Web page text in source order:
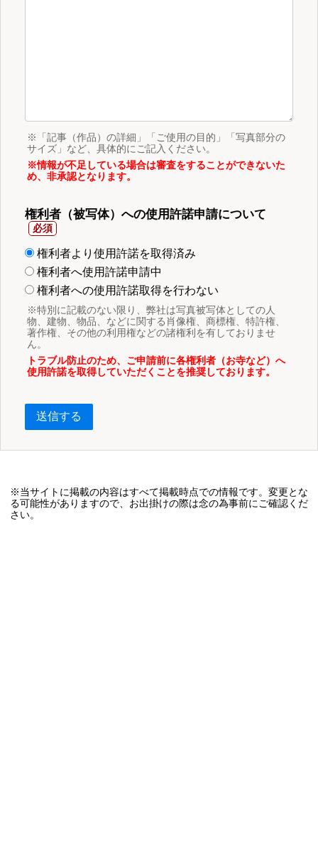
※「記事（作品）の詳細」「ご使用の目的」「写真部分の
サイズ」など、具体的にご記入ください。
※情報が不足している場合は審査をすることができないた
め、非承認となります。
権利者（被写体）への使用許諾申請について
権利者より使用許諾を取得済み
権利者へ使用許諾申請中
権利者への使用許諾取得を行わない
※特別に記載のない限り、弊社は写真被写体としての人
物、建物、物品、などに関する肖像権、商標権、特許権、
著作権、その他の利用権などの諸権利を有しておりませ
ん。
トラブル防止のため、ご申請前に各権利者（お寺など）へ
使用許諾を取得していただくことを推奨しております。
送信する
※当サイトに掲載の内容はすべて掲載時点での情報です。変更とな
る可能性がありますので、お出掛けの際は念の為事前にご確認くだ
さい。